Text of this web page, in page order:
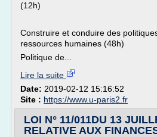
(12h)
Construire et conduire des
ressources humaines (48h)
Politique de...
Lire la suite
Date: 2019-02-12 15:16:52
Site : https://www.u-paris2.fr
LOI N° 11/011DU 13
RELATIVE AUX